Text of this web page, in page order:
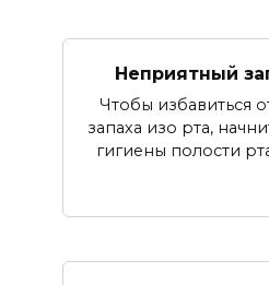
Неприятный
Чтобы избавиться
запаха изо рта,
гигиены полости